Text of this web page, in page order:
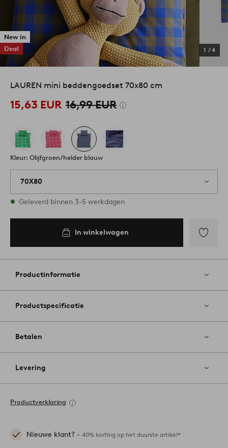
New in
Deal
1 /4
LAUREN mini beddengoedset 70x80 cm
15,63 EUR 16,99 EUR
Kleur: Olijfgroen/helder blauw
70X80
Op voorraad
Geleverd binnen 3-5 werkdagen
In winkelwagen
aan
Productinformatie
Productspecificatie
Betalen
Levering
Productverklaring
Nieuwe klant? - 40% korting op het duurste artikel*